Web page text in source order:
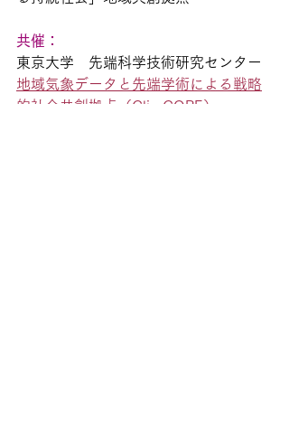
共催：
東京大学　先端科学技術研究センター
地域気象データと先端学術による戦略
的社会共創拠点（ClimCORE）